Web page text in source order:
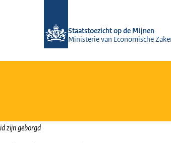
Staatstoezicht op de Mijnen
Ministerie van Economische
zijn geborgd